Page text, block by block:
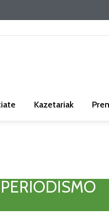
Kazetariak